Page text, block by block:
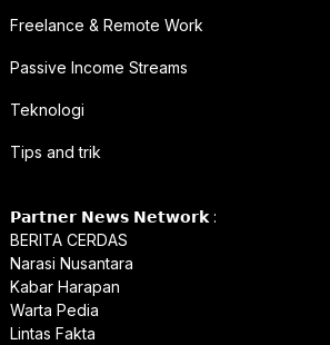
Freelance & Remote Work
Passive Income Streams
Teknologi
Tips and trik
𝗣𝗮𝗿𝘁𝗻𝗲𝗿 𝗡𝗲𝘄𝘀 𝗡𝗲𝘁𝘄𝗼𝗿𝗸 :
BERITA CERDAS
Narasi Nusantara
Kabar Harapan
Warta Pedia
Lintas Fakta